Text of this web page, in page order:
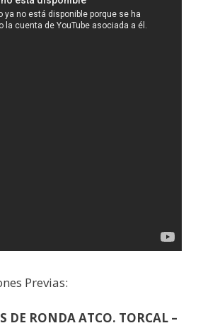
Previas:
DE RONDA ATCO. TORCAL –